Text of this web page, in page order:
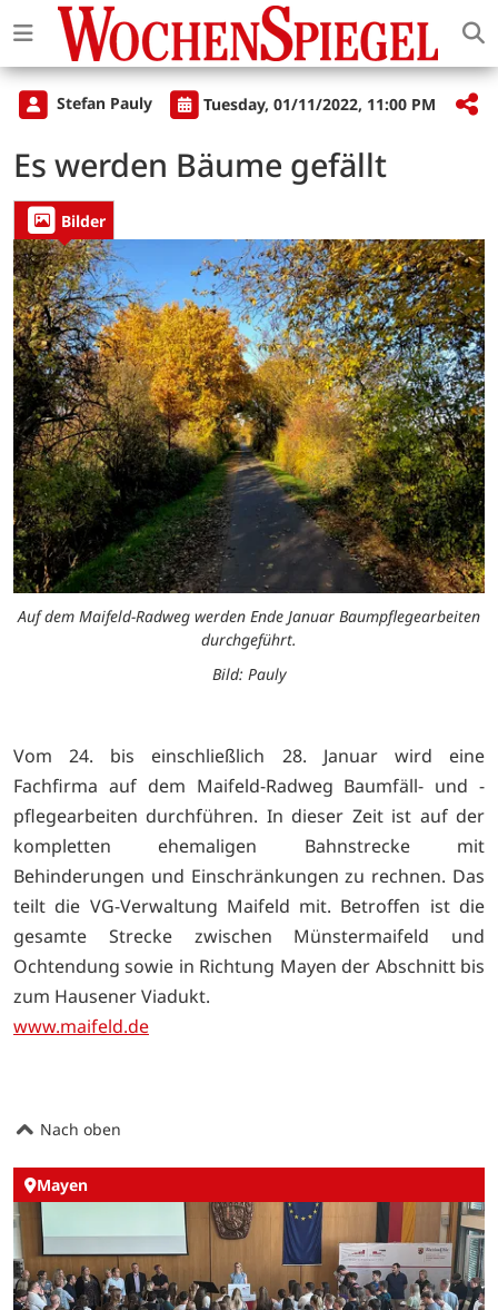
Stefan Pauly Tuesday, 01/11/2022, 11:00 PM
Es werden Bäume gefällt
Bilder
Auf dem Maifeld-Radweg werden Ende Januar Baumpflegearbeiten
durchgeführt.
Bild: Pauly
Vom 24. bis einschließlich 28. Januar wird eine
Fachfirma auf dem Maifeld-Radweg Baumfäll- und -
pflegearbeiten durchführen. In dieser Zeit ist auf der
kompletten ehemaligen Bahnstrecke mit
Behinderungen und Einschränkungen zu rechnen. Das
teilt die VG-Verwaltung Maifeld mit. Betroffen ist die
gesamte Strecke zwischen Münstermaifeld und
Ochtendung sowie in Richtung Mayen der Abschnitt bis
zum Hausener Viadukt.
www.maifeld.de
Nach oben
Mayen